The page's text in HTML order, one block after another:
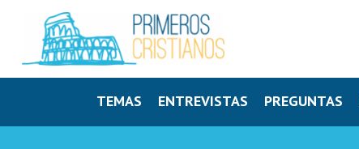
TEMAS ENTREVISTAS PREGUNTAS